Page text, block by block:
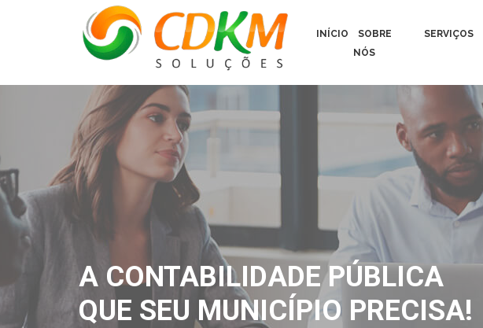
INÍCIO
SOBRE
NÓS
SERVIÇOS
A CONTABILIDADE PÚBLICA
QUE SEU MUNICÍPIO PRECISA!